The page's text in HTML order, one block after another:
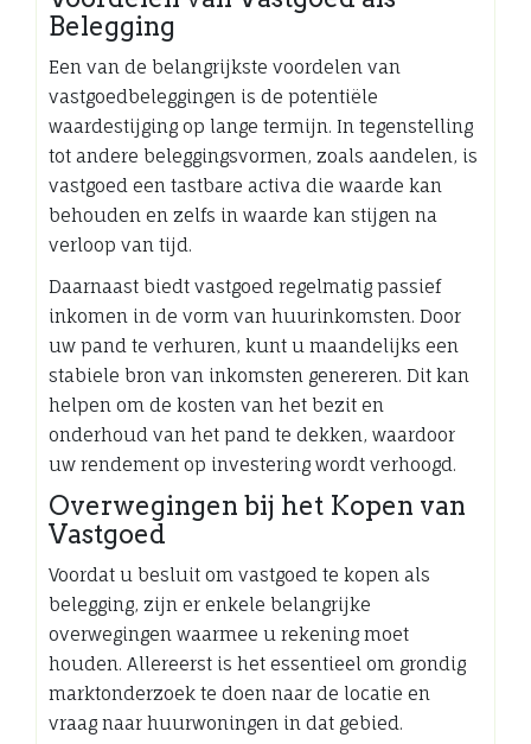
Belegging
Een van de belangrijkste voordelen van
vastgoedbeleggingen is de potentiële
waardestijging op lange termijn. In tegenstelling
tot andere beleggingsvormen, zoals aandelen, is
vastgoed een tastbare activa die waarde kan
behouden en zelfs in waarde kan stijgen na
verloop van tijd.
Daarnaast biedt vastgoed regelmatig passief
inkomen in de vorm van huurinkomsten. Door
uw pand te verhuren, kunt u maandelijks een
stabiele bron van inkomsten genereren. Dit kan
helpen om de kosten van het bezit en
onderhoud van het pand te dekken, waardoor
uw rendement op investering wordt verhoogd.
Overwegingen bij het Kopen van
Vastgoed
Voordat u besluit om vastgoed te kopen als
belegging, zijn er enkele belangrijke
overwegingen waarmee u rekening moet
houden. Allereerst is het essentieel om grondig
marktonderzoek te doen naar de locatie en
vraag naar huurwoningen in dat gebied.